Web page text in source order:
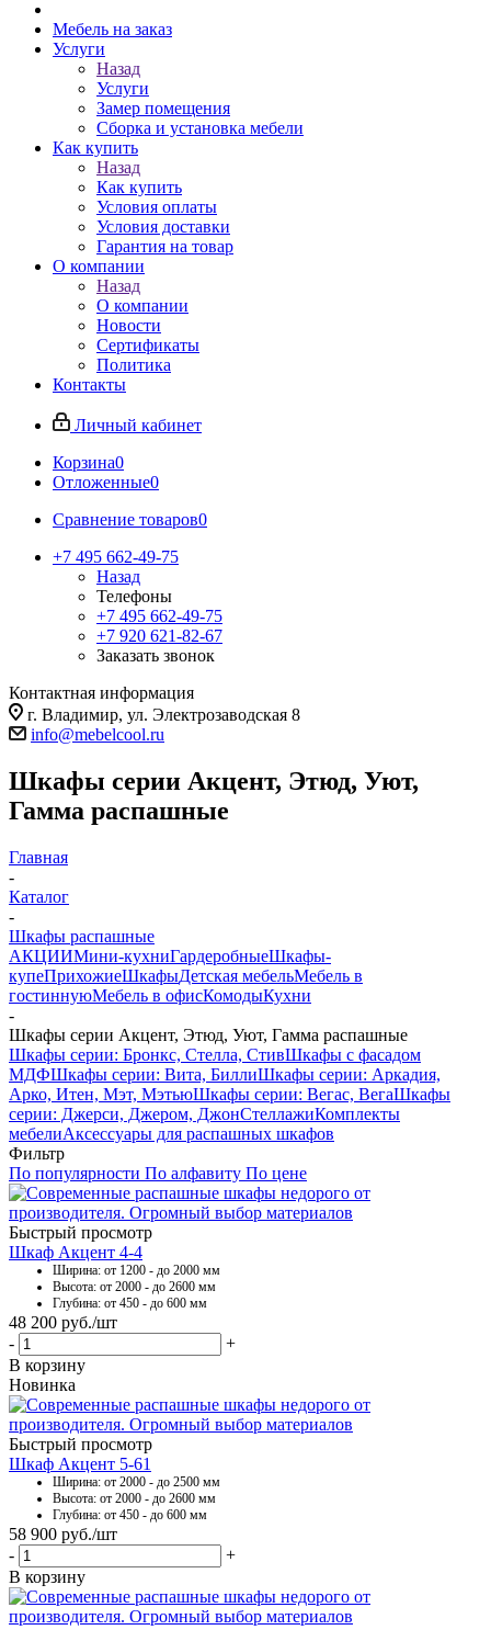
Мебель на заказ
Услуги
Назад
Услуги
Замер помещения
Сборка и установка мебели
Как купить
Назад
Как купить
Условия оплаты
Условия доставки
Гарантия на товар
О компании
Назад
О компании
Новости
Сертификаты
Политика
Контакты
Личный кабинет
Корзина0
Отложенные0
Сравнение товаров0
+7 495 662-49-75
Назад
Телефоны
+7 495 662-49-75
+7 920 621-82-67
Заказать звонок
Контактная информация
г. Владимир, ул. Электрозаводская 8
info@mebelcool.ru
Шкафы серии Акцент, Этюд, Уют,
Гамма распашные
Главная
-
Каталог
-
Шкафы распашные
АКЦИИМини-кухниГардеробныеШкафы-
купеПрихожиеШкафыДетская мебельМебель в
гостиннуюМебель в офисКомодыКухни
-
Шкафы серии Акцент, Этюд, Уют, Гамма распашные
Шкафы серии: Бронкс, Стелла, СтивШкафы с фасадом
МДФШкафы серии: Вита, БиллиШкафы серии: Аркадия,
Арко, Итен, Мэт, МэтьюШкафы серии: Вегас, ВегаШкафы
серии: Джерси, Джером, ДжонСтеллажиКомплекты
мебелиАксессуары для распашных шкафов
Фильтр
По популярности По алфавиту По цене
Быстрый просмотр
Шкаф Акцент 4-4
Ширина: от 1200 - до 2000 мм
Высота: от 2000 - до 2600 мм
Глубина: от 450 - до 600 мм
48 200 руб./шт
-
+
В корзину
Новинка
Быстрый просмотр
Шкаф Акцент 5-61
Ширина: от 2000 - до 2500 мм
Высота: от 2000 - до 2600 мм
Глубина: от 450 - до 600 мм
58 900 руб./шт
-
+
В корзину